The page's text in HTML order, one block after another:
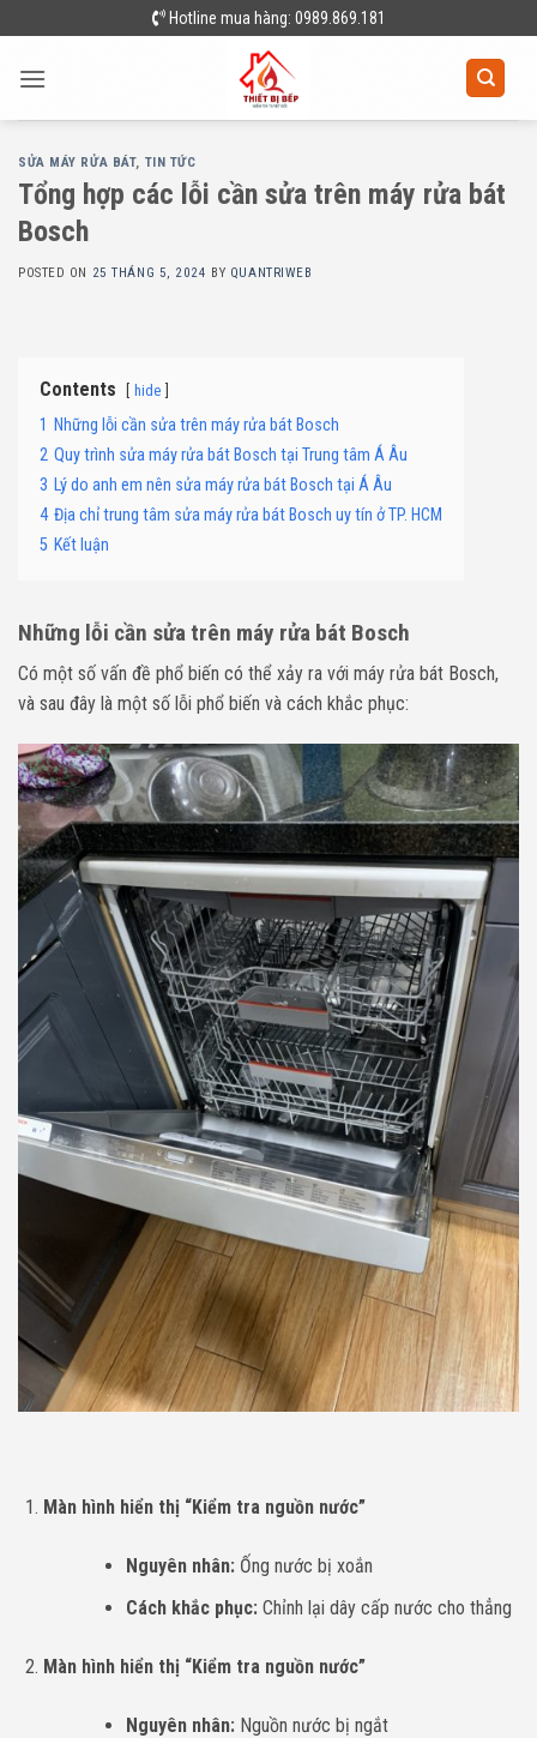
to
content
Hotline mua hàng: 0989.869.181
SỬA MÁY RỬA BÁT, TIN TỨC
Tổng hợp các lỗi cần sửa trên máy rửa bát
Bosch
POSTED ON 25 THÁNG 5, 2024 BY QUANTRIWEB
Contents hide
1 Những lỗi cần sửa trên máy rửa bát Bosch
2 Quy trình sửa máy rửa bát Bosch tại Trung tâm Á Âu
3 Lý do anh em nên sửa máy rửa bát Bosch tại Á Âu
4 Địa chỉ trung tâm sửa máy rửa bát Bosch uy tín ở TP. HCM
5 Kết luận
Những lỗi cần sửa trên máy rửa bát Bosch
Có một số vấn đề phổ biến có thể xảy ra với máy rửa bát Bosch,
và sau đây là một số lỗi phổ biến và cách khắc phục:
Màn hình hiển thị “Kiểm tra nguồn nước”
Nguyên nhân:Ống nước bị xoắn
Cách khắc phục:Chỉnh lại dây cấp nước cho thẳng
Màn hình hiển thị “Kiểm tra nguồn nước”
Nguyên nhân:Nguồn nước bị ngắt